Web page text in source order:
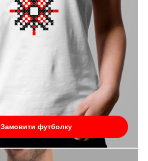
Замовити футболку